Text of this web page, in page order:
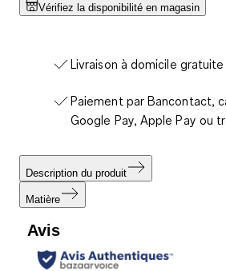
Vérifiez la disponibilité en magasin
Livraison à domicile
Paiement par Bancontact,
Google Pay, Apple Pay ou
Description du produit
Matière
Avis